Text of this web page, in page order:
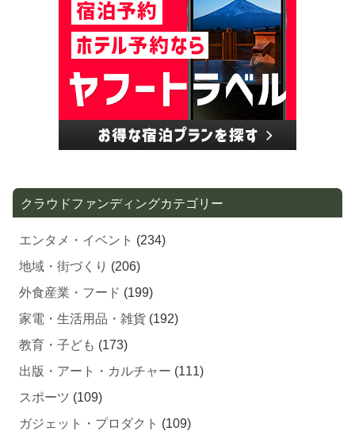
クラウドファンディングカテゴリー
エンタメ・イベント (234)
地域・街づくり (206)
外食産業・フード (199)
家電・生活用品・雑貨 (192)
教育・子ども (173)
出版・アート・カルチャー (111)
スポーツ (109)
ガジェット・プロダクト (109)